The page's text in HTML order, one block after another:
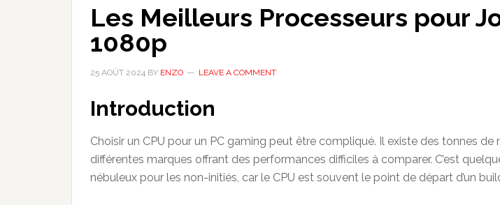
:
Les
Meilleures
Filaires
et
Sans-
fil
Les Meilleurs Processeurs pour
1080p
25 AOÛT 2024 BY ENZO LEAVE A COMMENT
Introduction
Choisir un CPU pour un PC gaming peut être compliqué. Il existe des tonnes de
différentes marques offrant des performances difficiles à comparer. C’est
nébuleux pour les non-initiés, car le CPU est souvent le point de départ d’un